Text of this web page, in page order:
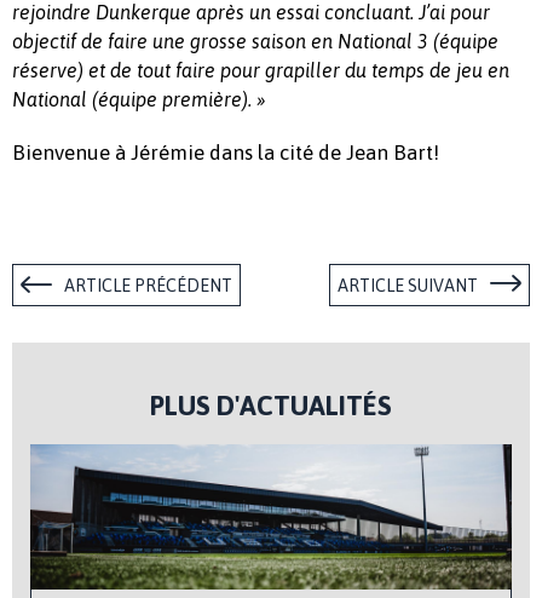
rejoindre Dunkerque après un essai concluant. J’ai pour
objectif de faire une grosse saison en National 3 (équipe
réserve) et de tout faire pour grapiller du temps de jeu en
National (équipe première). »
Bienvenue à Jérémie dans la cité de Jean Bart!
ARTICLE PRÉCÉDENT ARTICLE SUIVANT
PLUS D'ACTUALITÉS